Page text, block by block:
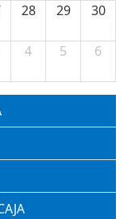
28 29 30
4 5 6